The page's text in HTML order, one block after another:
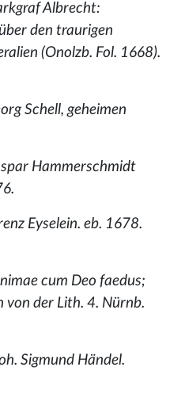
Albrecht:
den traurigen
(Onolzb. Fol. 1668).
Schell, geheimen
Hammerschmidt
Eyselein. eb. 1678.
cum Deo faedus;
von der Lith. 4. Nürnb.
Sigmund Händel.